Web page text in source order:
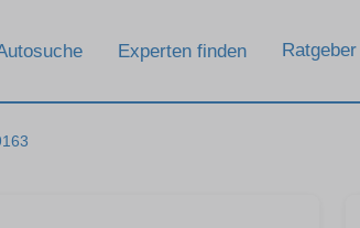
Experten finden Ratgeber